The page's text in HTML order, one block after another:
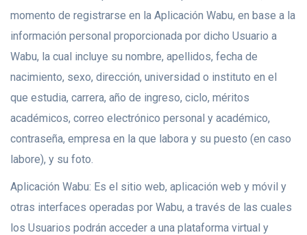
momento de registrarse en la Aplicación Wabu, en base a la
información personal proporcionada por dicho Usuario a
Wabu, la cual incluye su nombre, apellidos, fecha de
nacimiento, sexo, dirección, universidad o instituto en el
que estudia, carrera, año de ingreso, ciclo, méritos
académicos, correo electrónico personal y académico,
contraseña, empresa en la que labora y su puesto (en caso
labore), y su foto.
Aplicación Wabu: Es el sitio web, aplicación web y móvil y
otras interfaces operadas por Wabu, a través de las cuales
los Usuarios podrán acceder a una plataforma virtual y